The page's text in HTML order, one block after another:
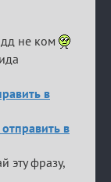
не ком
в
в
эту фразу,